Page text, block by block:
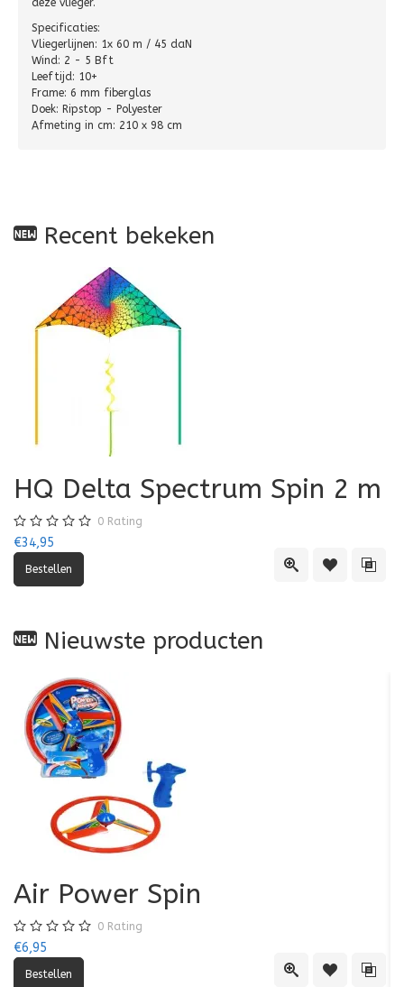
deze vlieger.
Specificaties:
Vliegerlijnen: 1x 60 m / 45 daN
Wind: 2 - 5 Bft
Leeftijd: 10+
Frame: 6 mm fiberglas
Doek: Ripstop - Polyester
Afmeting in cm: 210 x 98 cm
Recent bekeken
Quick ViewToevoegen
HQ Delta Spectrum Spin 2 m
0 Rating
€34,95
Nieuwste producten
Quick ViewToevoegen
Air Power Spin
0 Rating
€6,95